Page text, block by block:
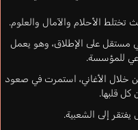
تختلط الأحلام والآمال والعلوم.
مستقل على الإطلاق، وهو يعمل
للمؤسسة.
خلال الأغاني، استمرت في صعود
كل قلبها.
يفتقر إلى الشعبية.